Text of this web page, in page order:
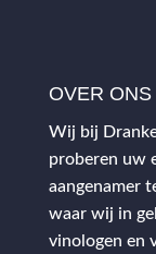
OVER ONS
Wij bij
proberen uw
aangenamer
waar wij in
vinologen en